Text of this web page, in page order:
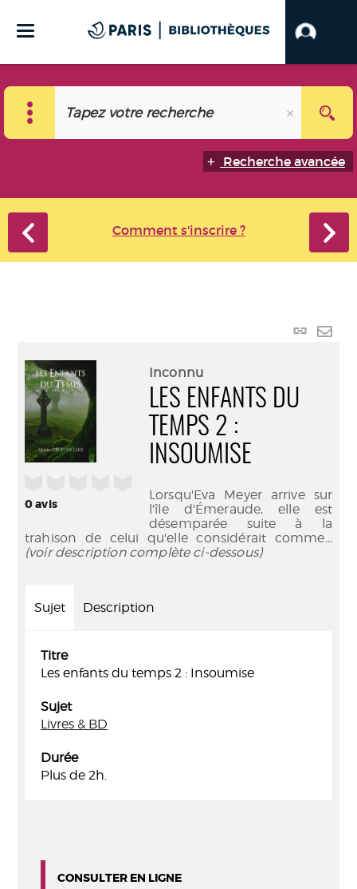
Recherche avancée
Comment s'inscrire ?
Lien
0avis
Inconnu
LES ENFANTS DU
TEMPS 2 :
INSOUMISE
Lorsqu'Eva Meyer arrive sur
l'île d'Émeraude, elle est
désemparée suite à la
trahison de celui qu'elle considérait comme...
(voir description complète ci-dessous)
Sujet Description
Titre
Les enfants du temps 2 : Insoumise
Sujet
Livres & BD
Durée
Plus de 2h.
CONSULTER EN LIGNE